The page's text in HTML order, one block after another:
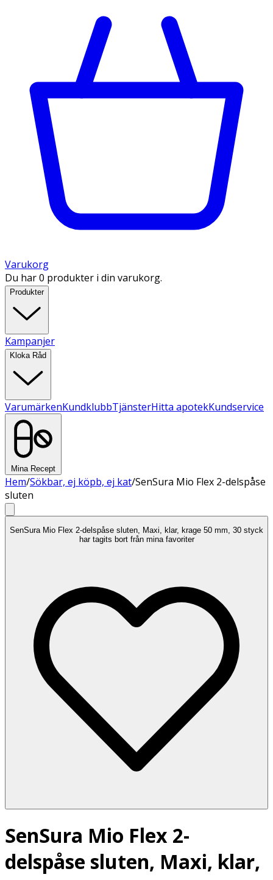
Varukorg
Du har 0 produkter i din varukorg.
Produkter
Kampanjer
Kloka Råd
VarumärkenKundklubbTjänsterHitta apotekKundservice
Mina Recept
Hem/Sökbar, ej köpb, ej kat/SenSura Mio Flex 2-delspåse
sluten
SenSura Mio Flex 2-delspåse sluten, Maxi, klar, krage 50 mm, 30 styck
har tagits bort från mina favoriter
SenSura Mio Flex 2-
delspåse sluten, Maxi, klar,